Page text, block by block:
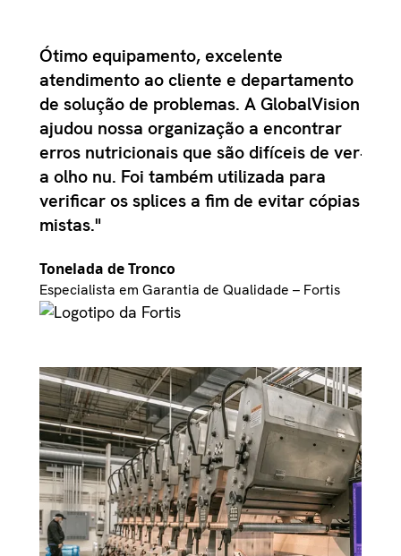
Ótimo equipamento, excelente
atendimento ao cliente e departamento
de solução de problemas. A GlobalVision
ajudou nossa organização a encontrar
erros nutricionais que são difíceis de ver
a olho nu. Foi também utilizada para
verificar os splices a fim de evitar cópias
mistas."
Tonelada de Tronco
Especialista em Garantia de Qualidade – Fortis